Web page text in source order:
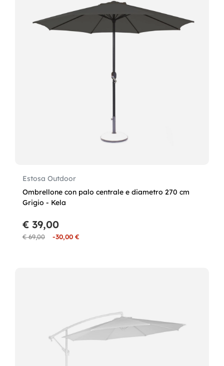
Estosa Outdoor
Ombrellone con palo centrale e diametro 270 cm
Grigio - Kela
€ 69,00 -30,00 €
€ 39,00